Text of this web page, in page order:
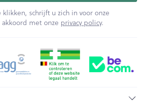
schrijft u zich in voor onze
met onze privacy policy.